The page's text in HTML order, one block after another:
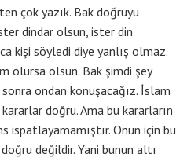
çok yazık. Bak doğruyu
dindar olsun, ister din
kişi söyledi diye yanlış olmaz.
olursa olsun. Bak şimdi şey
ondan konuşacağız. İslam
doğru. Ama bu kararların
ispatlayamamıştır. Onun için bu
değildir. Yani bunun altı